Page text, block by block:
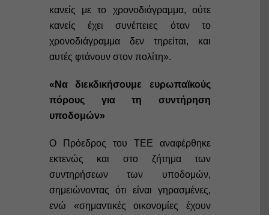
κανείς με το χρονοδιάγραμμα, ούτε
κανείς έχει συνέπειες όταν το
χρονοδιάγραμμα δεν τηρείται, και
αυτές φτάνουν στον πολίτη».
«Να διεκδικήσουμε ευρωπαϊκούς
πόρους για τη συντήρηση
υποδομών»
Ο Πρόεδρος του ΤΕΕ αναφέρθηκε
εκτενώς και στο ζήτημα των
συντηρήσεων των υποδομών,
σημειώνοντας ότι είναι γηρασμένες,
ενώ «σημαντικές οικονομίες έχουν